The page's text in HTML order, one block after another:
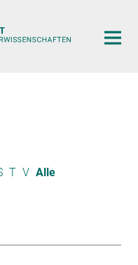
T V Alle